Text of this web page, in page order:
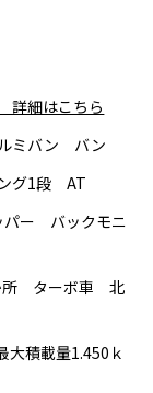
細はこちら
ミバン バン
グ1段 AT
ー バックモニ
所 ターボ車 北
積載量1.450ｋ